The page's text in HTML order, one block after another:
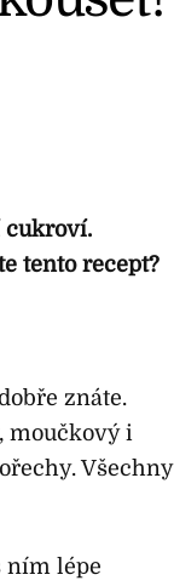
cukroví.
tento recept?
znáte.
moučkový i
Všechny
ním lépe